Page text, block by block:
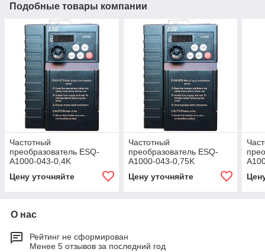
Подобные товары компании
Частотный
преобразователь ESQ-
A1000-043-0,4K
Цену уточняйте
Частотный
преобразователь ESQ-
A1000-043-0,75K
Цену уточняйте
О нас
Рейтинг не сформирован
Менее 5 отзывов за последний год